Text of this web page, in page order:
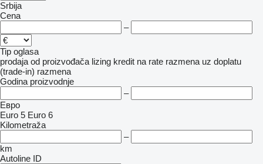
Srbija
Cena
–
Tip oglasa
prodaja od proizvođača lizing kredit na rate razmena uz doplatu
(trade-in) razmena
Godina proizvodnje
–
Евро
Euro 5 Euro 6
Kilometraža
–
km
Autoline ID